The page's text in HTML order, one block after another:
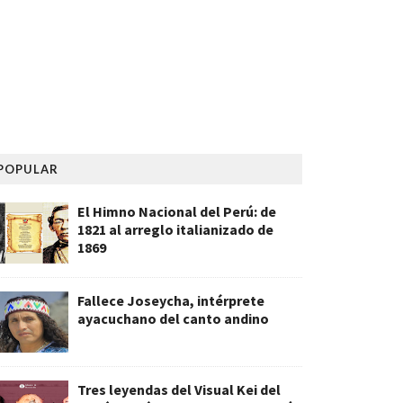
El Himno Nacional del Perú: de
1821 al arreglo italianizado de
1869
Fallece Joseycha, intérprete
ayacuchano del canto andino
Tres leyendas del Visual Kei del